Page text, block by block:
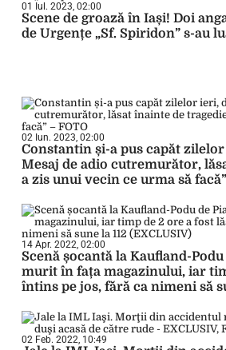
01 Iul. 2023, 02:00
Scene de groază în Iași! Doi
de Urgențe „Sf. Spiridon” s-au
02 Iun. 2023, 02:00
Constantin și-a pus capăt
Mesaj de adio cutremurător,
a zis unui vecin ce urma să
14 Apr. 2022, 02:00
Scenă șocantă la Kaufland-
murit în fața magazinului, iar
întins pe jos, fără ca nimeni să
02 Feb. 2022, 10:49